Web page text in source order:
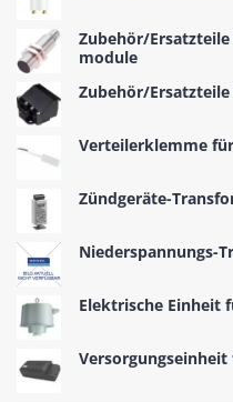
Zubehör/
module
Zubehör/
Verteilerklemme
Zündgeräte-
Niederspannungs-
Elektrische Einheit